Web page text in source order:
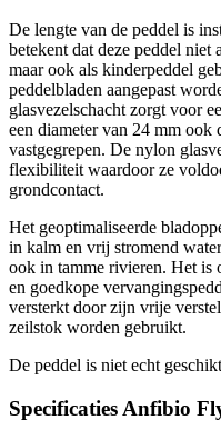
De lengte van de peddel is
betekent dat deze peddel niet
maar ook als kinderpeddel
peddelbladen aangepast
glasvezelschacht zorgt voor
een diameter van 24 mm ook
vastgegrepen. De nylon
flexibiliteit waardoor ze
grondcontact.
Het geoptimaliseerde
in kalm en vrij stromend
ook in tamme rivieren. Het is
en goedkope
versterkt door zijn vrije
zeilstok worden gebruikt.
De peddel is niet echt
Specificaties Anfibio